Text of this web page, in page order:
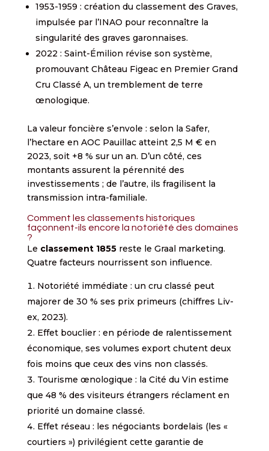
1953-1959 : création du classement des Graves,
impulsée par l’INAO pour reconnaître la
singularité des graves garonnaises.
2022 : Saint-Émilion révise son système,
promouvant Château Figeac en Premier Grand
Cru Classé A, un tremblement de terre
œnologique.
La valeur foncière s’envole : selon la Safer,
l’hectare en AOC Pauillac atteint 2,5 M € en
2023, soit +8 % sur un an. D’un côté, ces
montants assurent la pérennité des
investissements ; de l’autre, ils fragilisent la
transmission intra-familiale.
Comment les classements historiques
façonnent-ils encore la notoriété des domaines
?
Le classement 1855reste le Graal marketing.
Quatre facteurs nourrissent son influence.
Notoriété immédiate : un cru classé peut
majorer de 30 % ses prix primeurs (chiffres Liv-
ex, 2023).
Effet bouclier : en période de ralentissement
économique, ses volumes export chutent deux
fois moins que ceux des vins non classés.
Tourisme œnologique : la Cité du Vin estime
que 48 % des visiteurs étrangers réclament en
priorité un domaine classé.
Effet réseau : les négociants bordelais (les «
courtiers ») privilégient cette garantie de